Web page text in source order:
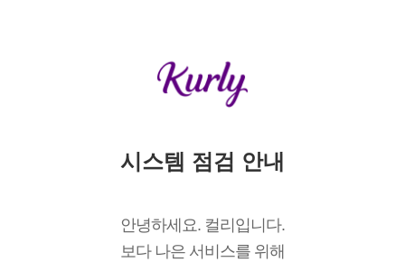
시스템 점검 안내
안녕하세요. 컬리입니다.
보다 나은 서비스를 위해